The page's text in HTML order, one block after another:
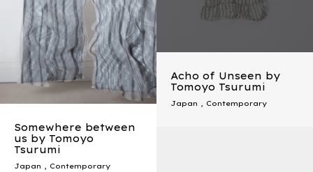
Acho of Unseen by
Tomoyo Tsurumi
Japan Contemporary
Somewhere between
us by Tomoyo
Tsurumi
Japan , Contemporary